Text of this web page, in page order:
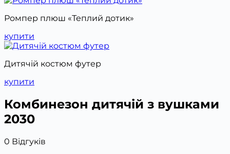
Ромпер плюш «Теплий дотик»
купити
Дитячій костюм футер
купити
Комбинезон дитячій з вушками
2030
0 Відгуків